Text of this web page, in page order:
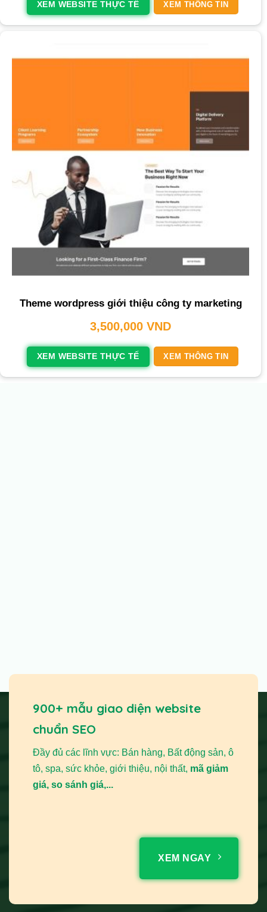
XEM WEBSITE THỰC TẾ XEM THÔNG TIN
Theme wordpress giới thiệu công ty marketing
3,500,000 VND
XEM WEBSITE THỰC TẾ XEM THÔNG TIN
900+ mẫu giao diện website
chuẩn SEO
Đầy đủ các lĩnh vực: Bán hàng, Bất động sản, ô
tô, spa, sức khỏe, giới thiệu, nội thất, mã giảm
giá, so sánh giá,...
XEM NGAY